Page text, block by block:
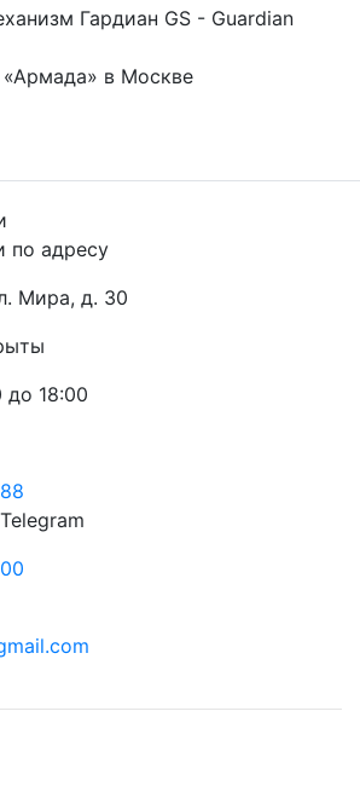
Гардиан GS - Guardian
в Москве
по адресу
Мира, д. 30
до 18:00